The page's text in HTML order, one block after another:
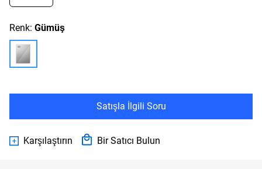
Renk: Gümüş
Satışla İlgili Soru
Karşılaştırın Bir Satıcı Bulun